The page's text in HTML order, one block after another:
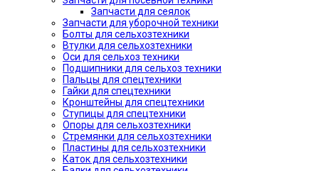
Запчасти для сеялок
Запчасти для уборочной техники
Болты для сельхозтехники
Втулки для сельхозтехники
Оси для сельхоз техники
Подшипники для сельхоз техники
Пальцы для спецтехники
Гайки для спецтехники
Кронштейны для спецтехники
Ступицы для спецтехники
Опоры для сельхозтехники
Стремянки для сельхозтехники
Пластины для сельхозтехники
Каток для сельхозтехники